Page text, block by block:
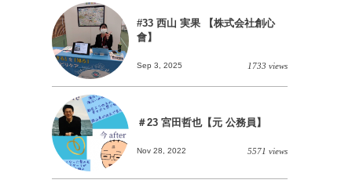
#33 西山 実果 【株式会社創心
會】
Sep 3, 2025 1733 views
＃23 宮田哲也【元 公務員】
Nov 28, 2022 5571 views